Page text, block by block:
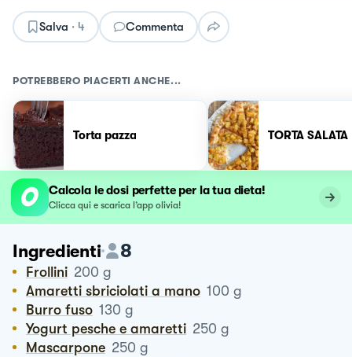
Salva · 4 Commenta
POTREBBERO PIACERTI ANCHE...
Torta pazza TORTA SALATA
Calcola le dosi perfette per la tua dieta!
Clicca qui e scarica l’app olivia!
Ingredienti 8
Frollini 200 g
Amaretti sbriciolati a mano 100 g
Burro fuso 130 g
Yogurt pesche e amaretti 250 g
Mascarpone 250 g